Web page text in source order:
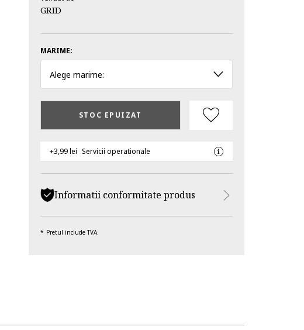
GRID
MARIME:
Alege marime:
STOC EPUIZAT
+3,99 lei Servicii operationale
Informatii conformitate produs
Pretul include TVA.